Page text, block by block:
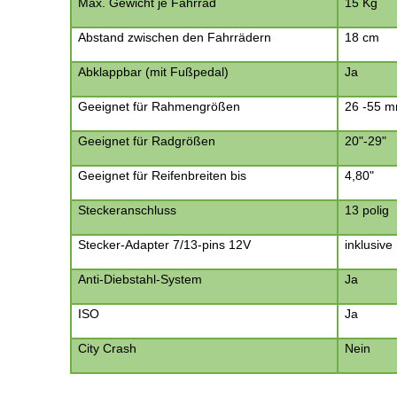
Abstand zwischen den Fahrrädern 18 cm
Abklappbar (mit Fußpedal) Ja
Geeignet für Rahmengrößen 26 -55
Geeignet für Radgrößen 20"-29"
Geeignet für Reifenbreiten bis 4,80"
Steckeranschluss 13 polig
Stecker-Adapter 7/13-pins 12V inklusive
Anti-Diebstahl-System Ja
ISO Ja
City Crash Nein